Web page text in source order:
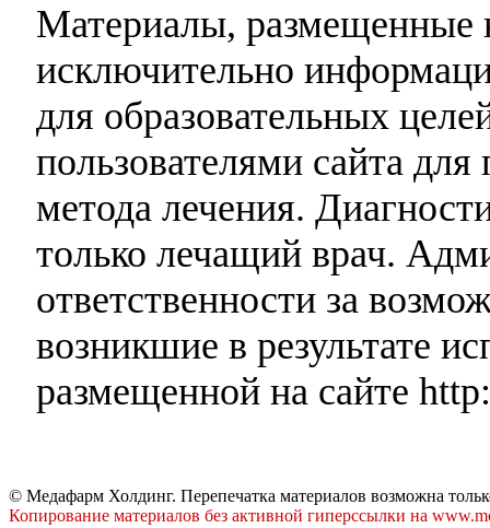
Материалы, размещенные
исключительно
для образовательных
пользователями сайта
метода лечения.
только лечащий врач.
ответственности за
возникшие в результате
размещенной на сайте
© Медафарм Холдинг. Перепечатка материалов возможна
Копирование материалов без активной гиперссылки на